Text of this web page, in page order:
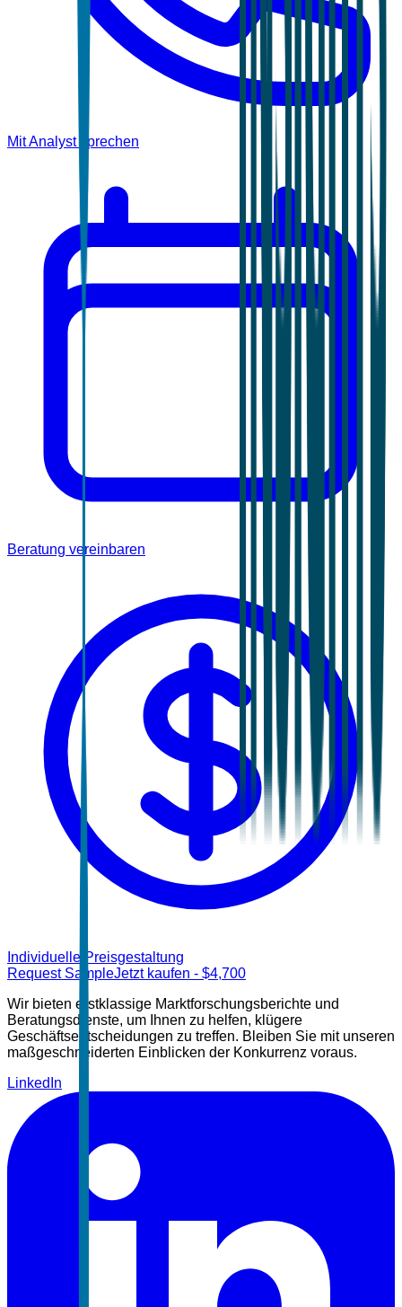
Mit Analyst sprechen
Beratung vereinbaren
Individuelle Preisgestaltung
Request SampleJetzt kaufen - $4,700
Wir bieten erstklassige Marktforschungsberichte und
Beratungsdienste, um Ihnen zu helfen, klügere
Geschäftsentscheidungen zu treffen. Bleiben Sie mit unseren
maßgeschneiderten Einblicken der Konkurrenz voraus.
LinkedIn